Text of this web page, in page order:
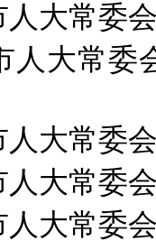
大常委
人大常委
大常委
大常委
大常委